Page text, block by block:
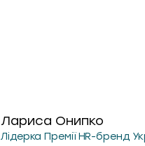
Лариса Онипко
Лідерка Премії HR-бренд